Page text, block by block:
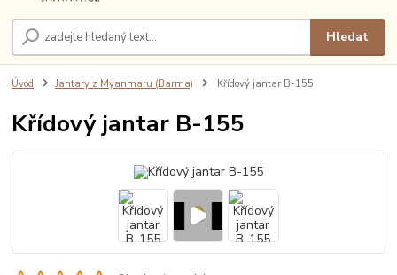
Hledat
Úvod Jantary z Myanmaru (Barma) Křídový jantar B-155
Křídový jantar B-155